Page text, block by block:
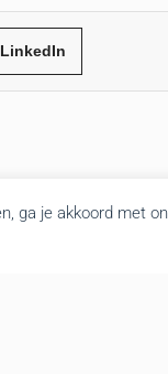
ga je akkoord met
LinkedIn